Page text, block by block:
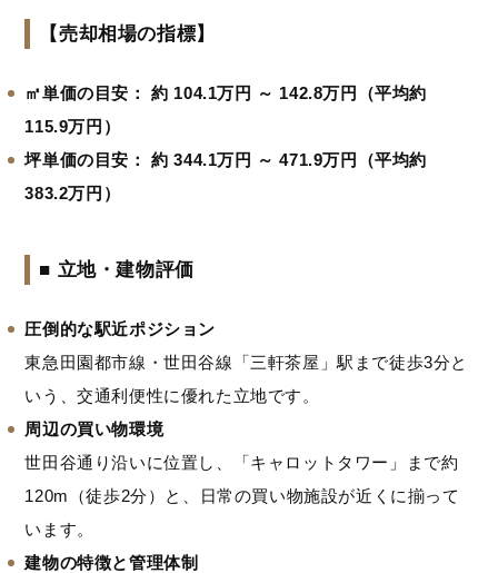
【売却相場の指標】
㎡単価の目安：
約 104.1万円 ～ 142.8万円（平均約
115.9万円）
坪単価の目安：
約 344.1万円 ～ 471.9万円（平均約
383.2万円）
■ 立地・建物評価
圧倒的な駅近ポジション
東急田園都市線・世田谷線「三軒茶屋」駅まで徒歩3分と
いう、交通利便性に優れた立地です。
周辺の買い物環境
世田谷通り沿いに位置し、「キャロットタワー」まで約
120m（徒歩2分）と、日常の買い物施設が近くに揃って
います。
建物の特徴と管理体制